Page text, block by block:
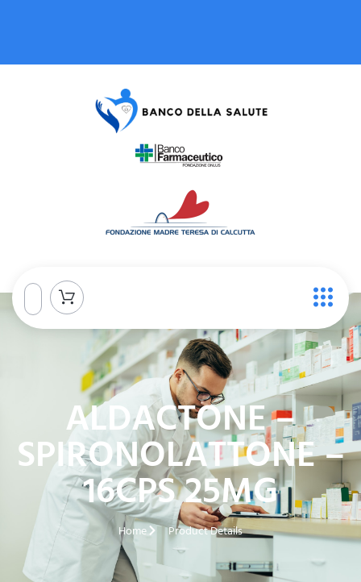
ALDACTONE –
SPIRONOLATTONE –
16CPS 25MG
Home Product Details